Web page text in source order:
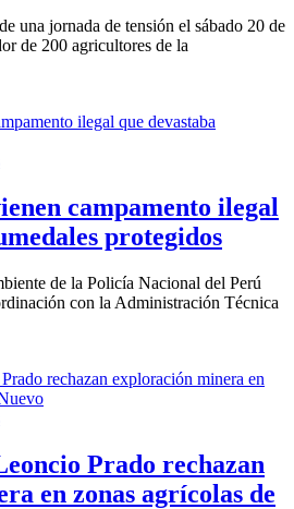
una jornada de tensión el sábado 20 de
de 200 agricultores de la
campamento ilegal
protegidos
de la Policía Nacional del Perú
con la Administración Técnica
Prado rechazan
en zonas agrícolas de